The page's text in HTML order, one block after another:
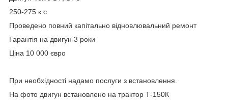
250-275 к.с.
Проведено повний капітально відновлювальний ремонт
Гарантія на двигун 3 роки
Ціна 10 000 євро
При необхідності надамо послуги з встановлення.
На фото двигун встановлено на трактор Т-150К